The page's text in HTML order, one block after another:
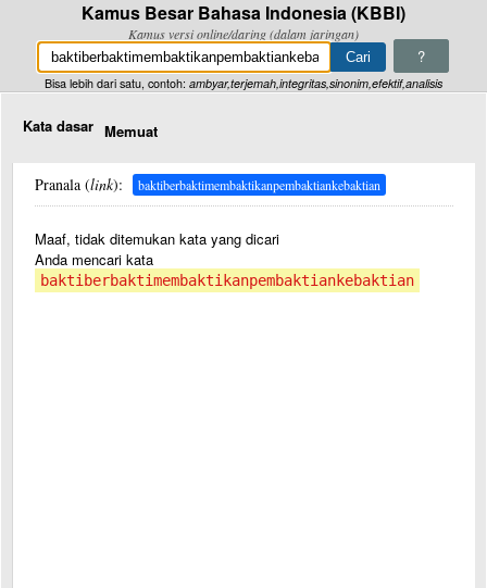
Kamus Besar Bahasa Indonesia (KBBI)
Kamus versi online/daring (dalam jaringan)
?
Bisa lebih dari satu, contoh: ambyar,terjemah,integritas,sinonim,efektif,analisis
Kata dasar Memuat
Pranala (link): baktiberbaktimembaktikanpembaktiankebaktian
Maaf, tidak ditemukan kata yang dicari
Anda mencari kata
baktiberbaktimembaktikanpembaktiankebaktian